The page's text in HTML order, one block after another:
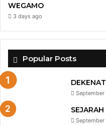
WEGAMO
3 days ago
Popular Posts
September
September